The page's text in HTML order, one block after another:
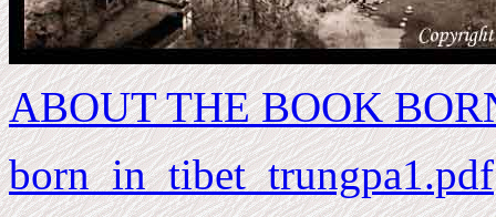
ABOUT THE BOOK
born_in_tibet_trungpa1.pdf